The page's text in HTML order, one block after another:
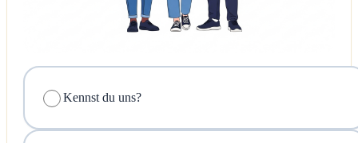
Kennst du uns?